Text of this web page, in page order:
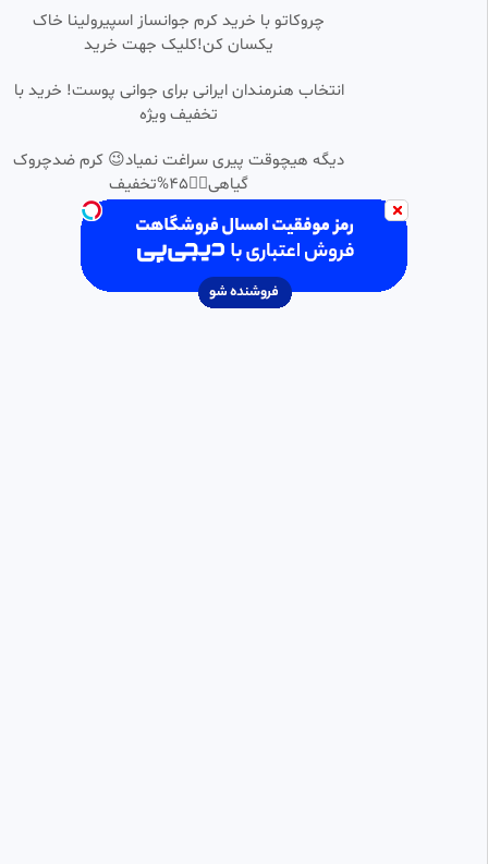
ناستیا استیسی,
‫سید حمید حوائجی
1.56k بازدید • 9 ماه پیش
0:05:57
کارتون ولاد و نیکیتا.. ولاد و نیکی
جدید.. برنامه کودک ولاد و نیکی
6.89k بازدید •
0:05:17
کارتون باب اسفنجی _ انیمیشن
باب اسفنجی _ برنامه کودک باب
اسفنجی
برنامه کودک _ چالش غذایی _ فیلم و سریال
13.73k بازدید • 9 ماه پیش
چروکاتو با خرید کرم جوانساز اسپیرولینا خاک
یکسان کن!کلیک جهت خرید
انتخاب هنرمندان ایرانی برای جوانی پوست! خرید با
تخفیف ویژه
دیگه هیچوقت پیری سراغت نمیاد😉 کرم ضدچروک
گیاهی👈🏻45%تخفیف